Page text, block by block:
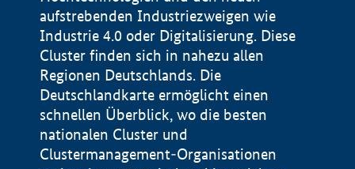
aufstrebenden Industriezweigen wie
Industrie 4.0 oder Digitalisierung. Diese
Cluster finden sich in nahezu allen
Regionen Deutschlands. Die
Deutschlandkarte ermöglicht einen
schnellen Überblick, wo die besten
nationalen Cluster und
Clustermanagement-Organisationen